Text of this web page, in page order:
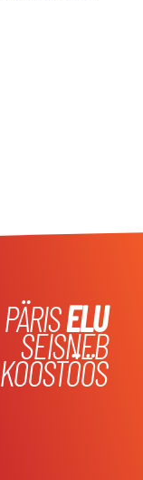
PÄRISELU
SEISNEB
KOOSTÖÖS